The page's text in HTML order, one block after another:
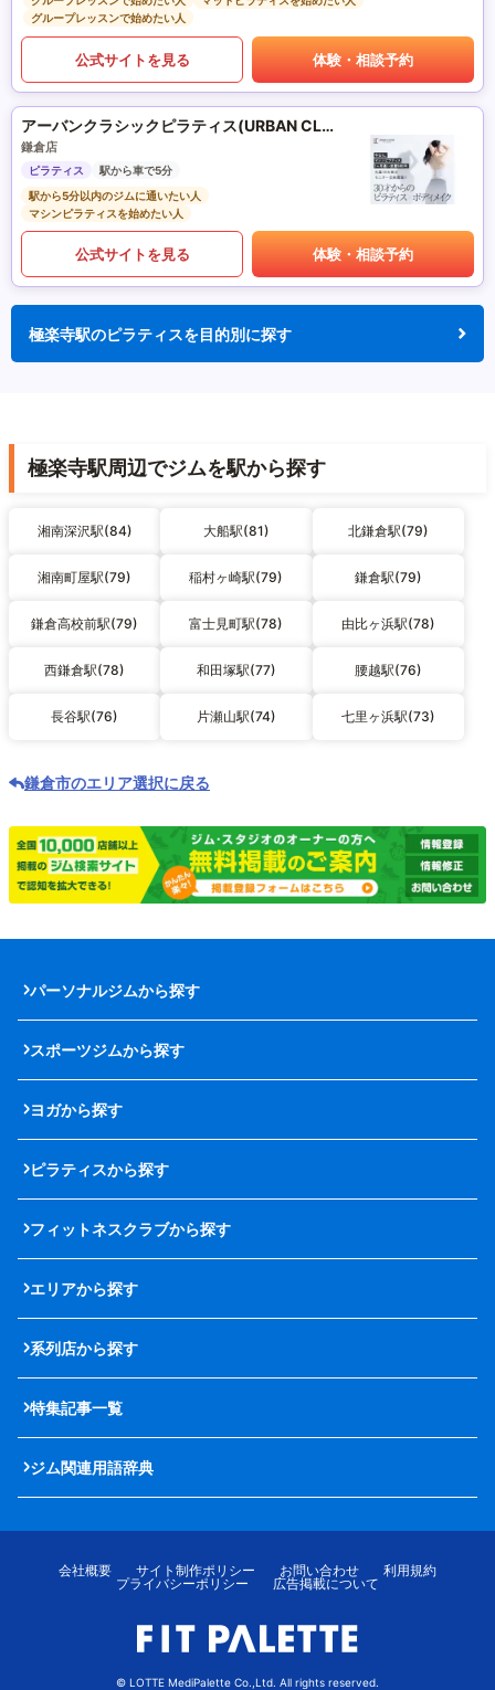
グループレッスンで始めたい人
公式サイトを見る 体験・相談予約
アーバンクラシックピラティス(URBAN CLASSIC PILATES)
鎌倉店
ピラティス
駅から車で5分
駅から5分以内のジムに通いたい人
マシンピラティスを始めたい人
公式サイトを見る 体験・相談予約
極楽寺駅のピラティスを目的別に探す
極楽寺駅周辺でジムを駅から探す
湘南深沢駅(84) 大船駅(81) 北鎌倉駅(79)
湘南町屋駅(79) 稲村ヶ崎駅(79) 鎌倉駅(79)
鎌倉高校前駅(79) 富士見町駅(78) 由比ヶ浜駅(78)
西鎌倉駅(78) 和田塚駅(77) 腰越駅(76)
長谷駅(76) 片瀬山駅(74) 七里ヶ浜駅(73)
鎌倉市のエリア選択に戻る
パーソナルジムから探す
スポーツジムから探す
ヨガから探す
ピラティスから探す
フィットネスクラブから探す
エリアから探す
系列店から探す
特集記事一覧
ジム関連用語辞典
会社概要 サイト制作ポリシー お問い合わせ
利用規約
プライバシーポリシー
広告掲載について
© LOTTE MediPalette Co.,Ltd. All rights reserved.